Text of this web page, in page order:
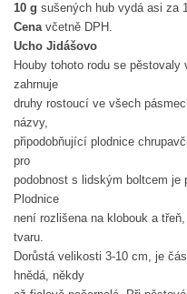
10 g sušených hub vydá asi za
Cenavčetně DPH.
Ucho Jidášovo
Houby tohoto rodu se
zahrnuje
druhy rostoucí ve všech
názvy,
připodobňující plodnice
pro
podobnost s lidským boltcem je
Plodnice
není rozlišena na klobouk a
tvaru.
Dorůstá velikosti 3-10 cm, je
hnědá, někdy